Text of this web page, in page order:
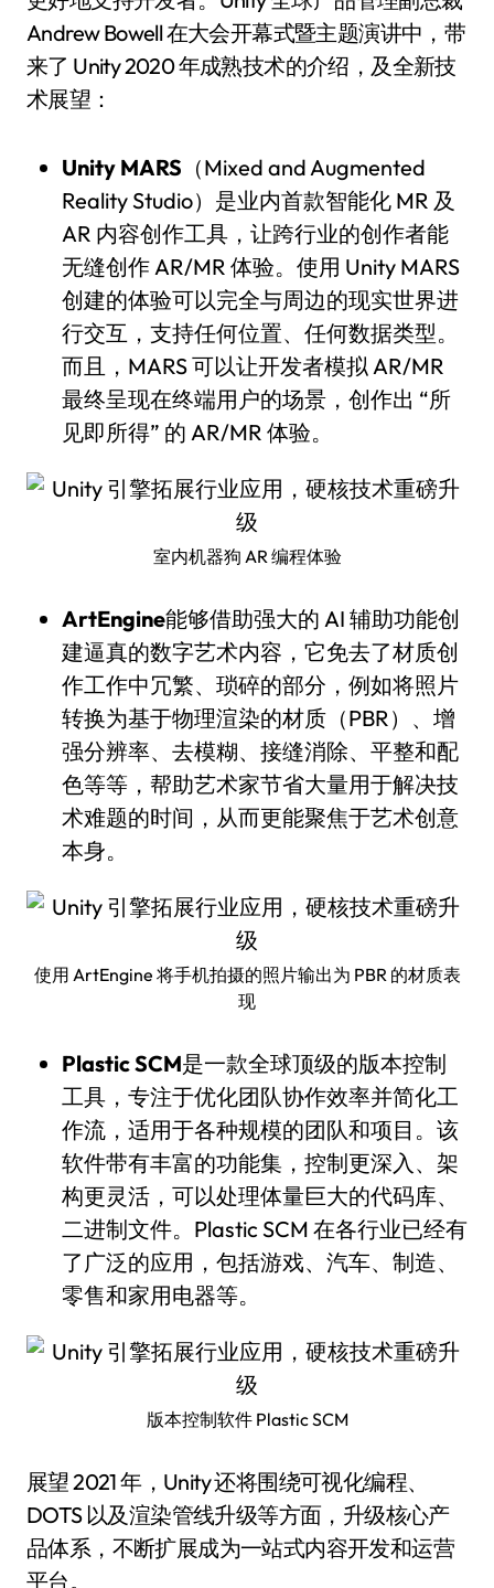
Andrew Bowell 在大会开幕式暨主题演讲中，带
来了 Unity 2020 年成熟技术的介绍，及全新技
术展望：
Unity MARS （Mixed and Augmented
Reality Studio）是业内首款智能化 MR 及
AR 内容创作工具，让跨行业的创作者能
无缝创作 AR/MR 体验。使用 Unity MARS
创建的体验可以完全与周边的现实世界进
行交互，支持任何位置、任何数据类型。
而且，MARS 可以让开发者模拟 AR/MR
最终呈现在终端用户的场景，创作出 “所
见即所得” 的 AR/MR 体验。
室内机器狗 AR 编程体验
ArtEngine能够借助强大的 AI 辅助功能创
建逼真的数字艺术内容，它免去了材质创
作工作中冗繁、琐碎的部分，例如将照片
转换为基于物理渲染的材质（PBR）、增
强分辨率、去模糊、接缝消除、平整和配
色等等，帮助艺术家节省大量用于解决技
术难题的时间，从而更能聚焦于艺术创意
本身。
使用 ArtEngine 将手机拍摄的照片输出为 PBR 的材质表
现
Plastic SCM是一款全球顶级的版本控制
工具，专注于优化团队协作效率并简化工
作流，适用于各种规模的团队和项目。该
软件带有丰富的功能集，控制更深入、架
构更灵活，可以处理体量巨大的代码库、
二进制文件。Plastic SCM 在各行业已经有
了广泛的应用，包括游戏、汽车、制造、
零售和家用电器等。
版本控制软件 Plastic SCM
展望 2021 年，Unity 还将围绕可视化编程、
DOTS 以及渲染管线升级等方面，升级核心产
品体系，不断扩展成为一站式内容开发和运营
平台。